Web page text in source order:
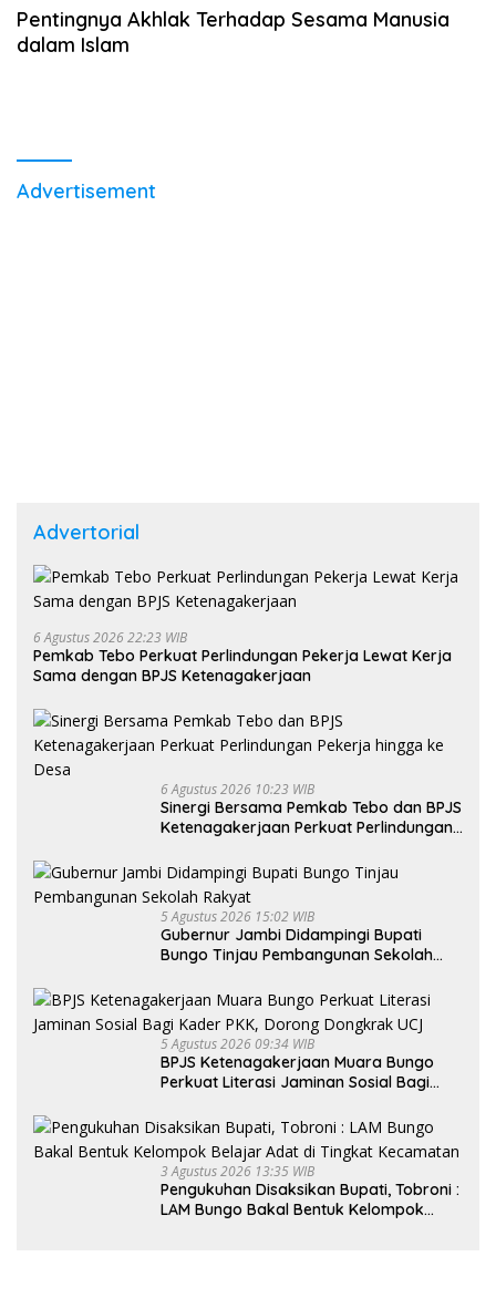
Pentingnya Akhlak Terhadap Sesama Manusia
dalam Islam
Advertisement
Advertorial
6 Agustus 2026 22:23 WIB
Pemkab Tebo Perkuat Perlindungan Pekerja Lewat Kerja
Sama dengan BPJS Ketenagakerjaan
6 Agustus 2026 10:23 WIB
Sinergi Bersama Pemkab Tebo dan BPJS
Ketenagakerjaan Perkuat Perlindungan
5 Agustus 2026 15:02 WIB
Gubernur Jambi Didampingi Bupati
Bungo Tinjau Pembangunan Sekolah
5 Agustus 2026 09:34 WIB
BPJS Ketenagakerjaan Muara Bungo
Perkuat Literasi Jaminan Sosial Bagi
3 Agustus 2026 13:35 WIB
Pengukuhan Disaksikan Bupati, Tobroni :
LAM Bungo Bakal Bentuk Kelompok